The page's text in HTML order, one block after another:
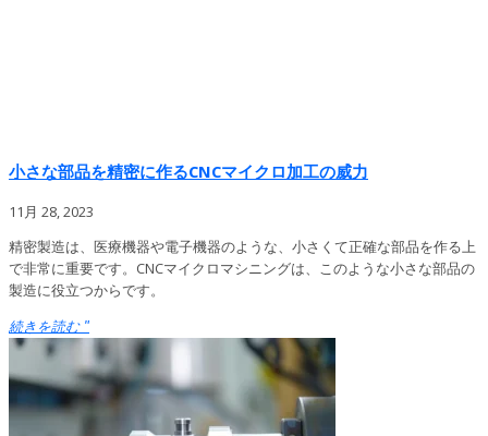
小さな部品を精密に作るCNCマイクロ加工の威力
11月 28, 2023
精密製造は、医療機器や電子機器のような、小さくて正確な部品を作る上
で非常に重要です。CNCマイクロマシニングは、このような小さな部品の
製造に役立つからです。
続きを読む "